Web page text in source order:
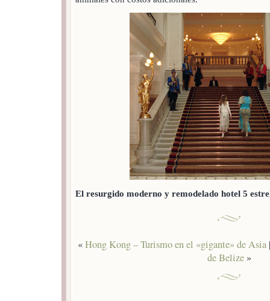
El resurgido moderno y remodelado hotel 5
«Hong Kong – Turismo en el «gigante» de Asia
de Belize»